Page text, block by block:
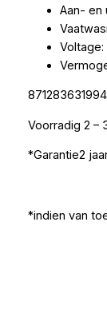
Aan- en
Voorradig 2 –
*Garantie2
*indien van